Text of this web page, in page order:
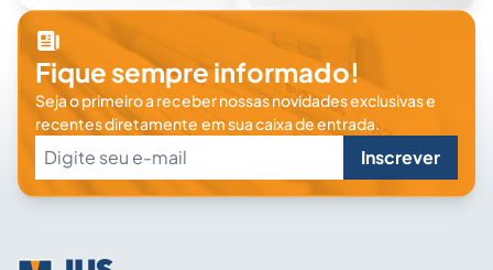
Fique sempre informado!
Seja o primeiro a receber nossas novidades exclusivas e
recentes diretamente em sua caixa de entrada.
Inscrever